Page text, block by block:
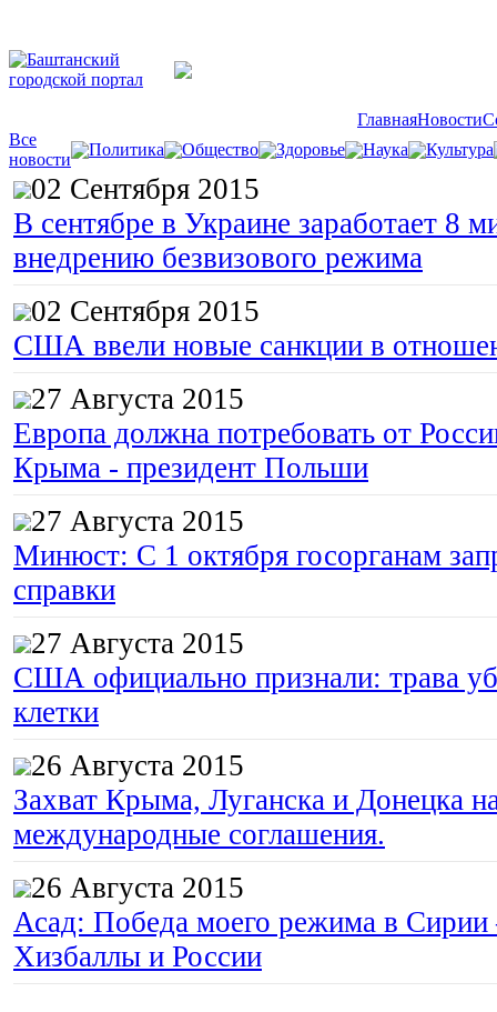
ГлавнаяНовости
Все
новости
Политика Общество Здоровье Наука Культура
02 Сентября 2015
В сентябре в Украине заработает 8
внедрению безвизового режима
02 Сентября 2015
США ввели новые санкции в
27 Августа 2015
Европа должна потребовать от
Крыма - президент Польши
27 Августа 2015
Минюст: С 1 октября госорганам
справки
27 Августа 2015
США официально признали: трава
клетки
26 Августа 2015
Захват Крыма, Луганска и Донецка
международные соглашения.
26 Августа 2015
Асад: Победа моего режима в
Хизбаллы и России